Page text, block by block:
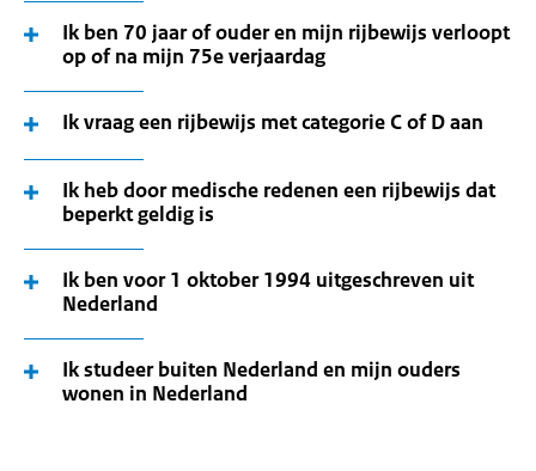
Ik ben 70 jaar of ouder en mijn rijbewijs verloopt
op of na mijn 75e verjaardag
Ik vraag een rijbewijs met categorie C of D aan
Ik heb door medische redenen een rijbewijs dat
beperkt geldig is
Ik ben voor 1 oktober 1994 uitgeschreven uit
Nederland
Ik studeer buiten Nederland en mijn ouders
wonen in Nederland